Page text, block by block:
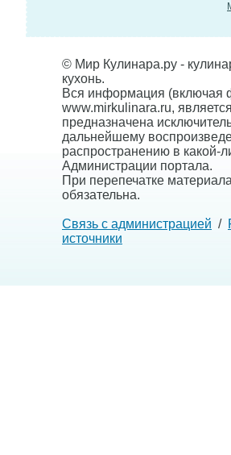
© Мир Кулинара.ру -
кухонь.
Вся информация (включая
www.mirkulinara.ru,
предназначена
дальнейшему
распространению в какой-
Администрации портала.
При перепечатке
обязательна.
Связь с администрацией /
источники